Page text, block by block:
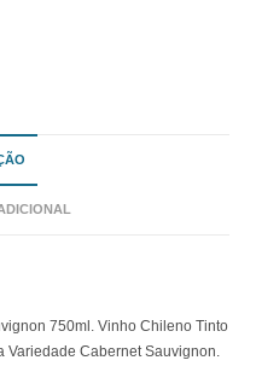
750ml. Vinho Chileno Tinto
Variedade Cabernet Sauvignon.